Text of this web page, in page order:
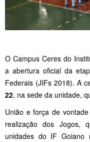
O Campus Ceres do
a abertura oficial da
Federais (JIFs 2018). A
22, na sede da unidade,
União e força de
realização dos Jogos,
unidades do IF Goiano